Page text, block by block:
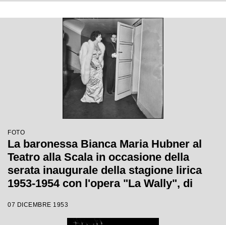
FOTO
La baronessa Bianca Maria Hubner al
Teatro alla Scala in occasione della
serata inaugurale della stagione lirica
1953-1954 con l'opera "La Wally", di
Giulini, con la regia di Tatiana Pavlova
07 DICEMBRE 1953